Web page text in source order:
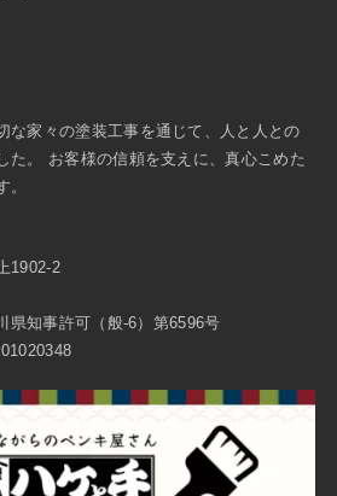
な家々の塗装工事を通じて、人と人との
た。 お客様の信頼を支えに、真心こめた
1902-2
県知事許可（般-6）第6596号